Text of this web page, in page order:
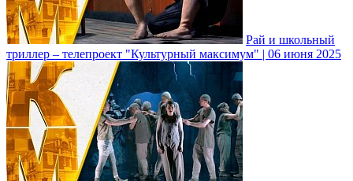
Рай и школьный
триллер – телепроект "Культурный максимум" | 06 июня 2025